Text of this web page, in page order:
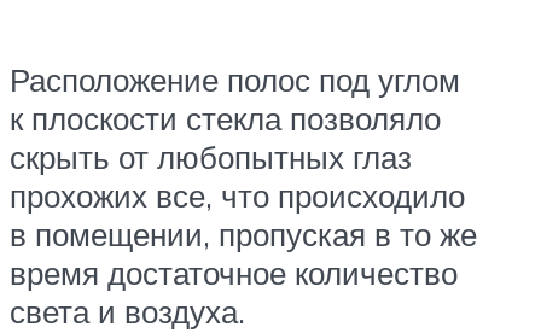
Расположение полос под углом
к плоскости стекла позволяло
скрыть от любопытных глаз
прохожих все, что происходило
в помещении, пропуская в то же
время достаточное количество
света и воздуха.